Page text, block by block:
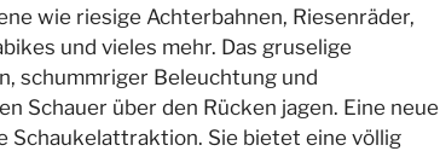
wie riesige Achterbahnen, Riesenräder,
und vieles mehr. Das gruselige
schummriger Beleuchtung und
Schauer über den Rücken jagen. Eine neue
Schaukelattraktion. Sie bietet eine völlig